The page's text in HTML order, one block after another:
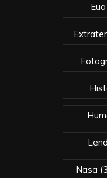
Eua
Nasa